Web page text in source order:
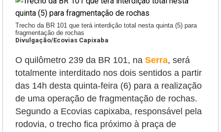
Trecho da BR 101 que terá interdição total nesta quinta (5) para
fragmentação de rochas
Divulgação/Ecovias Capixaba
O quilômetro 239 da BR 101, na Serra, será
totalmente interditado nos dois sentidos a partir
das 14h desta quinta-feira (6) para a realização
de uma operação de fragmentação de rochas.
Segundo a Ecovias capixaba, responsável pela
rodovia, o trecho fica próximo à praça de